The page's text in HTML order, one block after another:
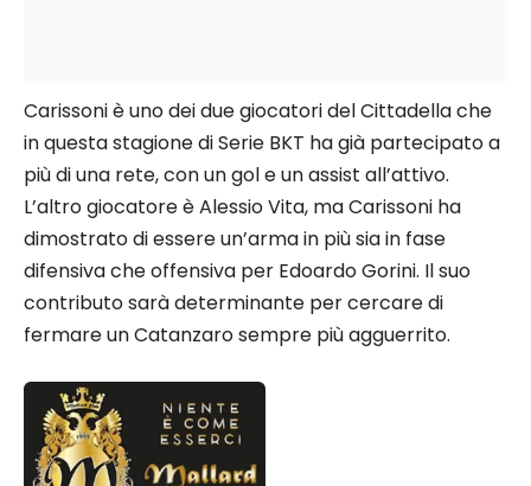
Carissoni è uno dei due giocatori del Cittadella che
in questa stagione di Serie BKT ha già partecipato a
più di una rete, con un gol e un assist all’attivo.
L’altro giocatore è Alessio Vita, ma Carissoni ha
dimostrato di essere un’arma in più sia in fase
difensiva che offensiva per Edoardo Gorini. Il suo
contributo sarà determinante per cercare di
fermare un Catanzaro sempre più agguerrito.